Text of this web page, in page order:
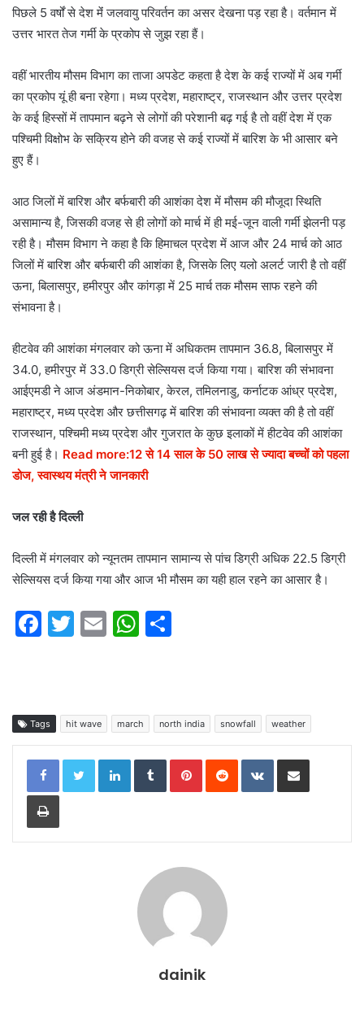
पिछले 5 वर्षों से देश मेंं जलवायु परिवर्तन का असर देखना पड़ रहा है। वर्तमान में
उत्तर भारत तेज गर्मी के प्रकोप से जुझ रहा हैं।
वहीं भारतीय मौसम विभाग का ताजा अपडेट कहता है देश के कई राज्यों में अब गर्मी
का प्रकोप यूं ही बना रहेगा। मध्य प्रदेश, महाराष्ट्र, राजस्थान और उत्तर प्रदेश
के कई हिस्सों में तापमान बढ़ने से लोगों की परेशानी बढ़ गई है तो वहीं देश में एक
पश्चिमी विक्षोभ के सक्रिय होने की वजह से कई राज्यों में बारिश के भी आसार बने
हुए हैं।
आठ जिलों में बारिश और बर्फबारी की आशंका देश में मौसम की मौजूदा स्थिति
असामान्य है, जिसकी वजह से ही लोगों को मार्च में ही मई-जून वाली गर्मी झेलनी पड़
रही है। मौसम विभाग ने कहा है कि हिमाचल प्रदेश में आज और 24 मार्च को आठ
जिलों में बारिश और बर्फबारी की आशंका है, जिसके लिए यलो अलर्ट जारी है तो वहीं
ऊना, बिलासपुर, हमीरपुर और कांगड़ा में 25 मार्च तक मौसम साफ रहने की
संभावना है।
हीटवेव की आशंका मंगलवार को ऊना में अधिकतम तापमान 36.8, बिलासपुर में
34.0, हमीरपुर में 33.0 डिग्री सेल्सियस दर्ज किया गया। बारिश की संभावना
आईएमडी ने आज अंडमान-निकोबार, केरल, तमिलनाडु, कर्नाटक आंध्र प्रदेश,
महाराष्ट्र, मध्य प्रदेश और छत्तीसगढ़ में बारिश की संभावना व्यक्त की है तो वहीं
राजस्थान, पश्चिमी मध्य प्रदेश और गुजरात के कुछ इलाकों में हीटवेव की आशंका
बनी हुई है। Read more:12 से 14 साल के 50 लाख से ज्यादा बच्चों को पहला
डोज, स्वास्थय मंत्री ने जानकारी
जल रही है दिल्ली
दिल्ली में मंगलवार को न्यूनतम तापमान सामान्य से पांच डिग्री अधिक 22.5 डिग्री
सेल्सियस दर्ज किया गया और आज भी मौसम का यही हाल रहने का आसार है।
F
b
o
o
k
T
E
W
A
p
p
Tags hit wave march north india snowfall weather
LinkedInTumblrPinterestReddit VKontakteShare via Email
Print
dainik